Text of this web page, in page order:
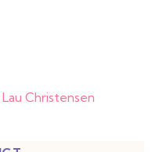
Lau Christensen